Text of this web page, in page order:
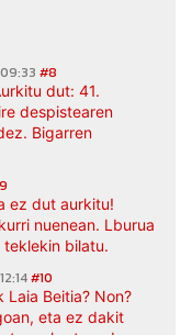
#8
dut: 41.
despistearen
Bigarren
ez dut aurkitu!
nuenean. Lburua
teklekin bilatu.
#10
Laia Beitia? Non?
eta ez dakit